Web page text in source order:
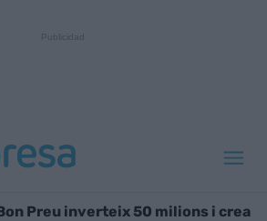
Preu inverteix 50 milions i crea